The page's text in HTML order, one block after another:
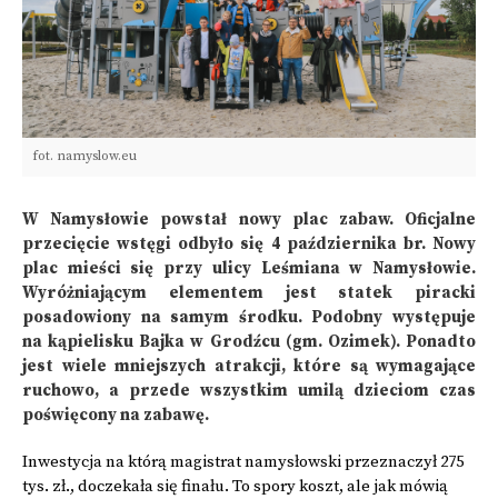
fot. namyslow.eu
W Namysłowie powstał nowy plac zabaw. Oficjalne
przecięcie wstęgi odbyło się 4 października br. Nowy
plac mieści się przy ulicy Leśmiana w Namysłowie.
Wyróżniającym elementem jest statek piracki
posadowiony na samym środku. Podobny występuje
na kąpielisku Bajka w Grodźcu (gm. Ozimek). Ponadto
jest wiele mniejszych atrakcji, które są wymagające
ruchowo, a przede wszystkim umilą dzieciom czas
poświęcony na zabawę.
Inwestycja na którą magistrat namysłowski przeznaczył 275
tys. zł., doczekała się finału. To spory koszt, ale jak mówią